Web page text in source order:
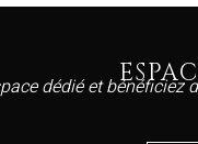
dédié et